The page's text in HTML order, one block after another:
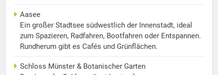
Aasee
Ein großer Stadtsee südwestlich der Innenstadt, ideal
zum Spazieren, Radfahren, Bootfahren oder Entspannen.
Rundherum gibt es Cafés und Grünflächen.
Schloss Münster & Botanischer Garten